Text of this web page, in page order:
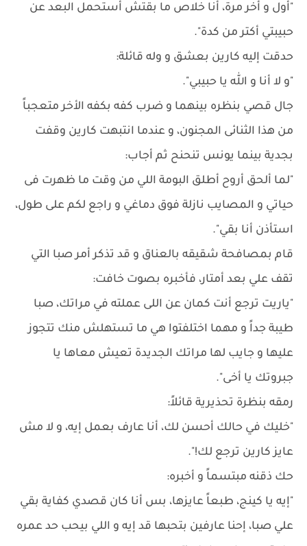
"أول و أخر مرة، أنا خلاص ما بقتش أستحمل البعد عن
حبيبتي أكتر من كدة".
حدقت إليه كارين بعشق و وله قائلة:
"و لا أنا و الله يا حبيبي".
جال قصي بنظره بينهما و ضرب كفه بكفه الأخر متعجباً
من هذا الثنائى المجنون، و عندما انتبهت كارين وقفت
بجدية بينما يونس تنحنح ثم أجاب:
"لما ألحق أروح أطلق البومة اللي من وقت ما ظهرت فى
حياتي و المصايب نازلة فوق دماغي و راجع لكم على طول،
استأذن أنا بقي".
قام بمصافحة شقيقه بالعناق و قد تذكر أمر صبا التي
تقف علي بعد أمتار، فأخبره بصوت خافت:
"ياريت ترجع أنت كمان عن اللى عملته في مراتك، صبا
طيبة جداً و مهما اختلفتوا هي ما تستهلش منك تتجوز
عليها و جايب لها مراتك الجديدة تعيش معاها يا
جبروتك يا أخى".
رمقه بنظرة تحذيرية قائلاً:
"خليك في حالك أحسن لك، أنا عارف بعمل إيه، و لا مش
عايز كارين ترجع لك!".
حك ذقنه مبتسماً و أخبره:
"إيه يا كينج، طبعاً عايزها، بس أنا كان قصدي كفاية بقي
علي صبا، إحنا عارفين بتحبها قد إيه و اللي بيحب حد عمره